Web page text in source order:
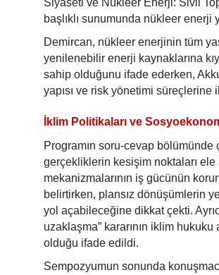
Siyaseti ve Nükleer Enerji: Sivil
başlıklı sunumunda nükleer enerji
Demircan, nükleer enerjinin tüm
yenilenebilir enerji kaynaklarına
sahip olduğunu ifade ederken,
yapısı ve risk yönetimi
İklim Politikaları ve
Programın soru-cevap
gerçekliklerin kesişim noktaları ele
mekanizmalarının iş gücünün
belirtirken, plansız dönüşümlerin
yol açabileceğine dikkat çekti.
uzaklaşma” kararının iklim hukuku
olduğu ifade edildi.
Sempozyumun sonunda